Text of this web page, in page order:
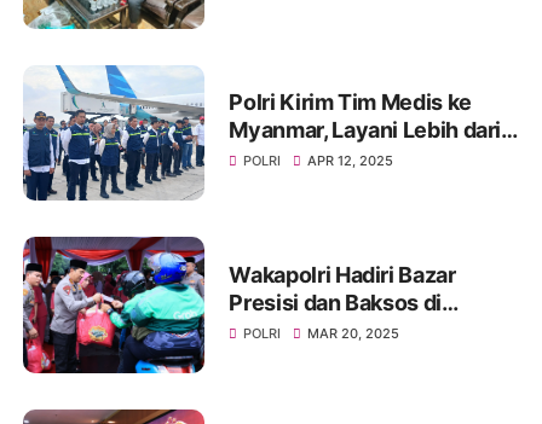
Polri Kirim Tim Medis ke
Myanmar, Layani Lebih dari
1.100 Korban Gempa
POLRI APR 12, 2025
Wakapolri Hadiri Bazar
Presisi dan Baksos di
Lapangan Bhayangkara
POLRI MAR 20, 2025